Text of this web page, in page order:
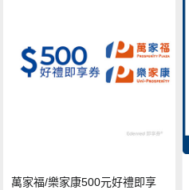
萬家福/樂家康500元好禮即享